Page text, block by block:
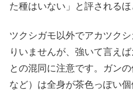
た種はいない」と評されるほ
ツクシガモ以外でアカツク
りいませんが、強いて言えば
との混同に注意です。ガン
など）は全身が茶色っぽい